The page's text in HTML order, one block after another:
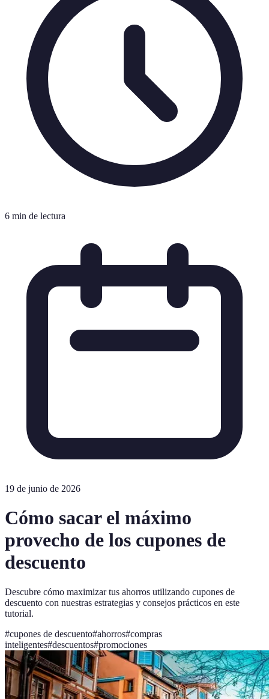
6 min de lectura
19 de junio de 2026
Cómo sacar el máximo
provecho de los cupones de
descuento
Descubre cómo maximizar tus ahorros utilizando cupones de
descuento con nuestras estrategias y consejos prácticos en este
tutorial.
#cupones de descuento#ahorros#compras
inteligentes#descuentos#promociones